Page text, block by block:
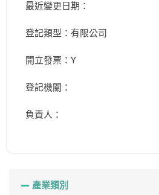
最近變更日期：
登記類型：有限公司
開立發票：Y
登記機關：
負責人：
產業類別